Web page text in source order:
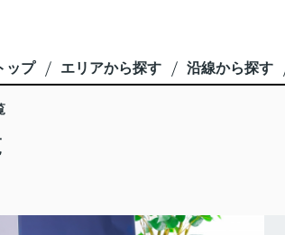
ップ エリアから探す 沿線から探す